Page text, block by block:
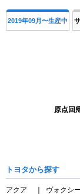
2019年09月〜生産中
原点回
トヨタから探す
アクア ヴォクシー